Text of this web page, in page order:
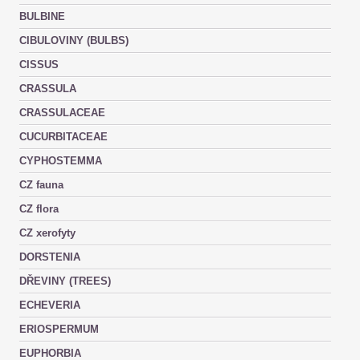
BULBINE
CIBULOVINY (BULBS)
CISSUS
CRASSULA
CRASSULACEAE
CUCURBITACEAE
CYPHOSTEMMA
CZ fauna
CZ flora
CZ xerofyty
DORSTENIA
DŘEVINY (TREES)
ECHEVERIA
ERIOSPERMUM
EUPHORBIA